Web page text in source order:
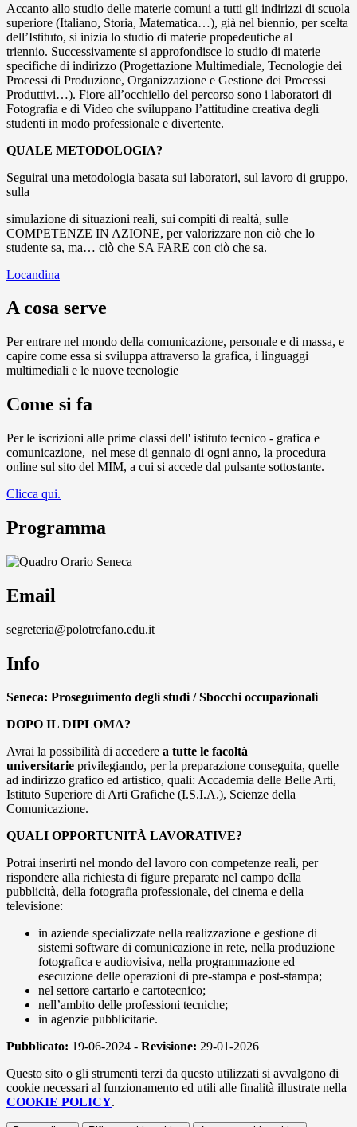
Accanto allo studio delle materie comuni a tutti gli indirizzi di scuola
superiore (Italiano, Storia, Matematica…), già nel biennio, per scelta
dell’Istituto, si inizia lo studio di materie propedeutiche al
triennio. Successivamente si approfondisce lo studio di materie
specifiche di indirizzo (Progettazione Multimediale, Tecnologie dei
Processi di Produzione, Organizzazione e Gestione dei Processi
Produttivi…). Fiore all’occhiello del percorso sono i laboratori di
Fotografia e di Video che sviluppano l’attitudine creativa degli
studenti in modo professionale e divertente.
QUALE METODOLOGIA?
Seguirai una metodologia basata sui laboratori, sul lavoro di gruppo,
sulla
simulazione di situazioni reali, sui compiti di realtà, sulle
COMPETENZE IN AZIONE, per valorizzare non ciò che lo
studente sa, ma… ciò che SA FARE con ciò che sa.
Locandina
A cosa serve
Per entrare nel mondo della comunicazione, personale e di massa, e
capire come essa si sviluppa attraverso la grafica, i linguaggi
multimediali e le nuove tecnologie
Come si fa
Per le iscrizioni alle prime classi dell' istituto tecnico - grafica e
comunicazione, nel mese di gennaio di ogni anno, la procedura
online sul sito del MIM, a cui si accede dal pulsante sottostante.
Clicca qui.
Programma
Email
segreteria@polotrefano.e​du.it
Info
Seneca: Proseguimento degli studi / Sbocchi occupazionali
DOPO IL DIPLOMA?
Avrai la possibilità di accedere a tutte le facoltà
universitarie privilegiando, per la preparazione conseguita, quelle
ad indirizzo grafico ed artistico, quali: Accademia delle Belle Arti,
Istituto Superiore di Arti Grafiche (I.S.I.A.), Scienze della
Comunicazione.
QUALI OPPORTUNITÀ LAVORATIVE?
Potrai inserirti nel mondo del lavoro con competenze reali, per
rispondere alla richiesta di figure preparate nel campo della
pubblicità, della fotografia professionale, del cinema e della
televisione:
in aziende specializzate nella realizzazione e gestione di
sistemi software di comunicazione in rete, nella produzione
fotografica e audiovisiva, nella programmazione ed
esecuzione delle operazioni di pre-stampa e post-stampa;
nel settore cartario e cartotecnico;
nell’ambito delle professioni tecniche;
in agenzie pubblicitarie.
Pubblicato: 19-06-2024 - Revisione: 29-01-2026
Questo sito o gli strumenti terzi da questo utilizzati si avvalgono di
cookie necessari al funzionamento ed utili alle finalità illustrate nella
COOKIE POLICY.